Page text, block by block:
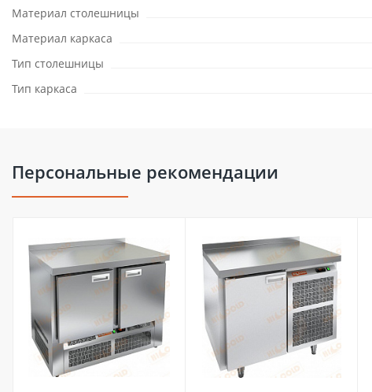
Материал столешницы
Материал каркаса
Тип столешницы
Тип каркаса
Персональные рекомендации